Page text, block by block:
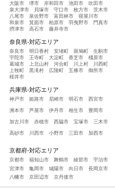
大阪市 堺市 岸和田市 池田市
吹田市
泉大津市
貝塚市 守口市 枚方市
茨木市
八尾市
泉佐野市 富田林市
寝屋川市
和泉市
箕面市 柏原市 羽曳野市
門真市
摂津市
高石市 藤井寺市
奈良県-対応エリア
奈良市 明日香村 安堵町 斑鳩町
生駒市
宇陀市
王寺町 大淀町 香芝市
橿原市
葛城市
上北山村 河合町 川上村
川西町
上牧町
黒滝村 広陵町 五條市
御所市
桜井市
兵庫県-対応エリア
神戸市 姫路市 尼崎市 明石市 西宮市
洲本市 芦屋市 伊丹市 相生市 豊岡市
加古川市 赤穂市 西脇市 宝塚市 三木市
高砂市 川西市 小野市 三田市 加西市
京都府-対応エリア
京都市 福知山市 舞鶴市 綾部市
宇治市
宮津市
亀岡市 城陽市 向日市
長岡京市
八幡市
京田辺市 京丹後市